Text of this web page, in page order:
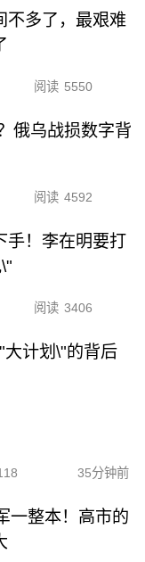
不多了，最艰难
阅读 5550
俄乌战损数字背
阅读 4592
手！李在明要打
阅读 3406
计划\"的背后
35分钟前
一整本！高市的